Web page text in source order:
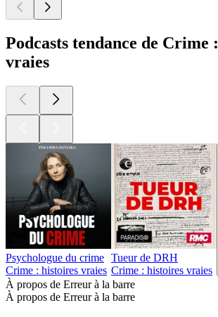
Podcasts tendance de Crime
vraies
Psychologue du crime
Crime : histoires vraies
Tueur de DRH
Crime : histoires vraies
À propos de Erreur à la barre
À propos de Erreur à la barre